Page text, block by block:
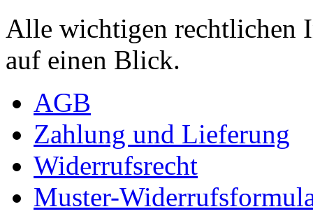
Alle wichtigen rechtlichen
auf einen Blick.
AGB
Zahlung und Lieferung
Widerrufsrecht
Muster-